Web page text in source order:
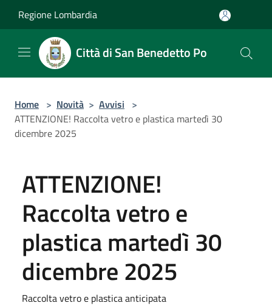
Regione Lombardia
Città di San Benedetto Po
Home > Novità > Avvisi >
ATTENZIONE! Raccolta vetro e plastica martedì 30
dicembre 2025
ATTENZIONE!
Raccolta vetro e
plastica martedì 30
dicembre 2025
Raccolta vetro e plastica anticipata